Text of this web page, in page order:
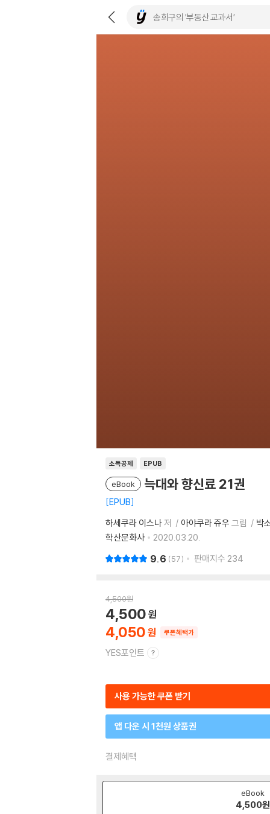
소득공제 EPUB
eBook 늑대와 향신료 21권
EPUB
하세쿠라 이스나저 아야쿠라 쥬우 그림
박
학산문화사
2020.03.20.
9.6 57 판매지수 234
4,500원
4,050
4,500
쿠폰혜택가
YES포인트
사용 가능한 쿠폰 받기
앱 다운 시 1천원 상품권
결제혜택
eBook
4,500원